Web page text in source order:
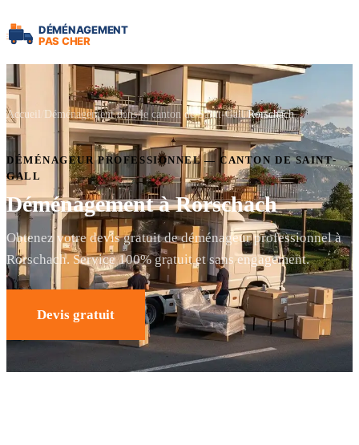
Accueil Déménagement dans le canton de Saint-Gall Rorschach
DÉMÉNAGEUR PROFESSIONNEL — CANTON DE SAINT-
GALL
Déménagement à Rorschach
Obtenez votre devis gratuit de déménageur professionnel à
Rorschach. Service 100% gratuit et sans engagement.
Devis gratuit